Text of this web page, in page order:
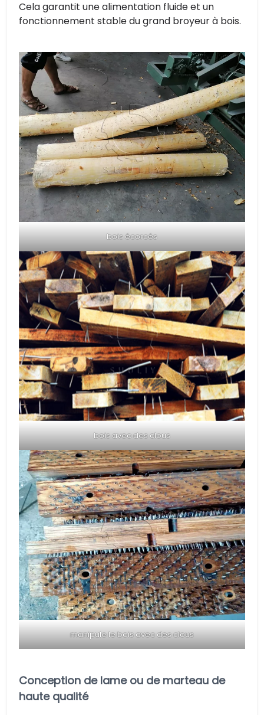
Cela garantit une alimentation fluide et un
fonctionnement stable du grand broyeur à bois.
bois écorcés
bois avec des clous
manipule le bois avec des clous
Conception de lame ou de marteau de
haute qualité